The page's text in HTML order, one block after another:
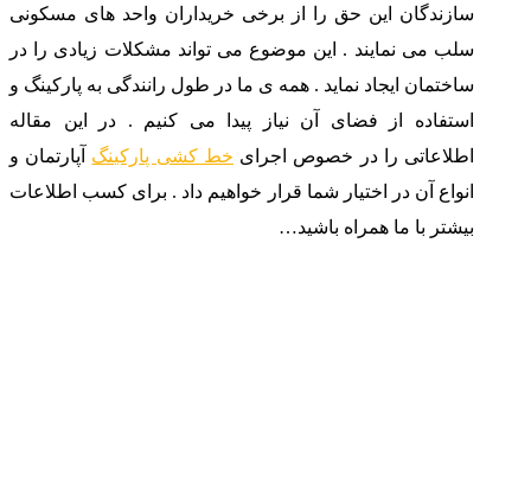
سازندگان این حق را از برخی خریداران واحد های مسکونی
سلب می نمایند . این موضوع می تواند مشکلات زیادی را در
ساختمان ایجاد نماید . همه ی ما در طول رانندگی به پارکینگ و
استفاده از فضای آن نیاز پیدا می کنیم . در این مقاله
اطلاعاتی را در خصوص اجرای خط کشی پارکینگ
آپارتمان و
انواع آن در اختیار شما قرار خواهیم داد . برای کسب اطلاعات
بیشتر با ما همراه باشید…